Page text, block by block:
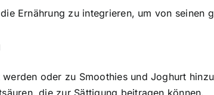
Ernährung zu integrieren, um von seinen
oder zu Smoothies und Joghurt
die zur Sättigung beitragen können.